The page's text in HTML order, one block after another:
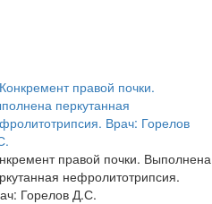
правой почки. Выполнена
нефролитотрипсия.
Горелов Д.С.